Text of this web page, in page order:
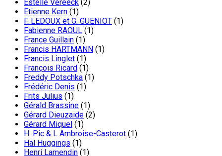
Estelle Vereeck (2)
Etienne Kern (1)
F. LEDOUX et G. GUENIOT (1)
Fabienne RAOUL (1)
France Guillain (1)
Francis HARTMANN (1)
Francis Linglet (1)
François Ricard (1)
Freddy Potschka (1)
Frédéric Denis (1)
Frits Julius (1)
Gérald Brassine (1)
Gérard Dieuzaide (2)
Gérard Miquel (1)
H. Pic & L Ambroise-Casterot (1)
Hal Huggings (1)
Henri Lamendin (1)